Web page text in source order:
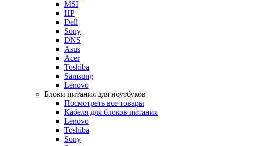
MSI
HP
Dell
Sony
DNS
Asus
Acer
Toshiba
Samsung
Lenovo
Блоки питания для ноутбуков
Посмотреть все товары
Кабеля для блоков питания
Lenovo
Toshiba
Sony